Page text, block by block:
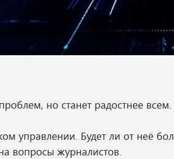
но станет радостнее
управлении. Будет ли от неё
вопросы журналистов.